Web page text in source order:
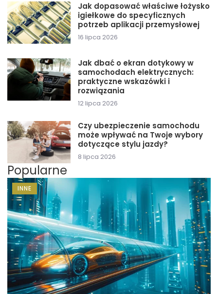
Jak dopasować właściwe łożysko
igiełkowe do specyficznych
potrzeb aplikacji przemysłowej
16 lipca 2026
Jak dbać o ekran dotykowy w
samochodach elektrycznych:
praktyczne wskazówki i
rozwiązania
12 lipca 2026
Czy ubezpieczenie samochodu
może wpływać na Twoje wybory
dotyczące stylu jazdy?
8 lipca 2026
Popularne
INNE